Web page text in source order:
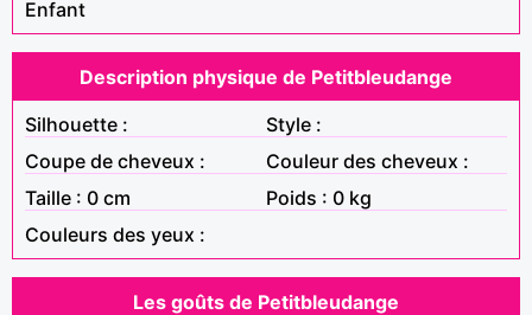
Enfant
Description physique de Petitbleudange
Silhouette :
Style :
Coupe de cheveux :
Couleur des cheveux :
Taille : 0 cm
Poids : 0 kg
Couleurs des yeux :
Les goûts de Petitbleudange